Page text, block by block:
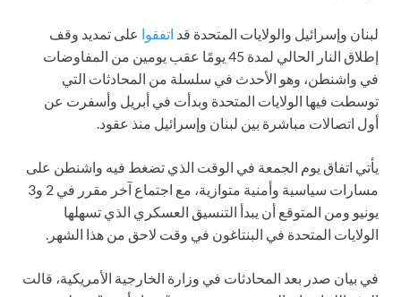
لبنان وإسرائيل والولايات المتحدة قد اتفقوا على تمديد وقف
إطلاق النار الحالي لمدة 45 يومًا عقب يومين من المفاوضات
في واشنطن، وهو الأحدث في سلسلة من المحادثات التي
توسطت فيها الولايات المتحدة وبدأت في أبريل وأسفرت عن
أول اتصالات مباشرة بين لبنان وإسرائيل منذ عقود.
يأتي اتفاق يوم الجمعة في الوقت الذي تضغط فيه واشنطن على
مسارات سياسية وأمنية متوازية، مع اجتماع آخر مقرر في 2 و3
يونيو ومن المتوقع أن يبدأ التنسيق العسكري الذي تسهلها
الولايات المتحدة في البنتاغون في وقت لاحق من هذا الشهر.
في بيان صدر بعد المحادثات في وزارة الخارجية الأمريكية، قالت